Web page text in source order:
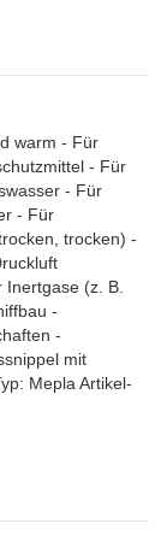
warm - Für
- Für
- Für
- Für
trocken) -
(z. B.
-
-
mit
Mepla Artikel-